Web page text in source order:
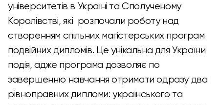
університетів в Україні та Сполученому
Королівстві, які розпочали роботу над
створенням спільних магістерських програм
подвійних дипломів. Це унікальна для України
подія, адже програма дозволяє по
завершенню навчання отримати одразу два
рівноправних дипломи: українського та